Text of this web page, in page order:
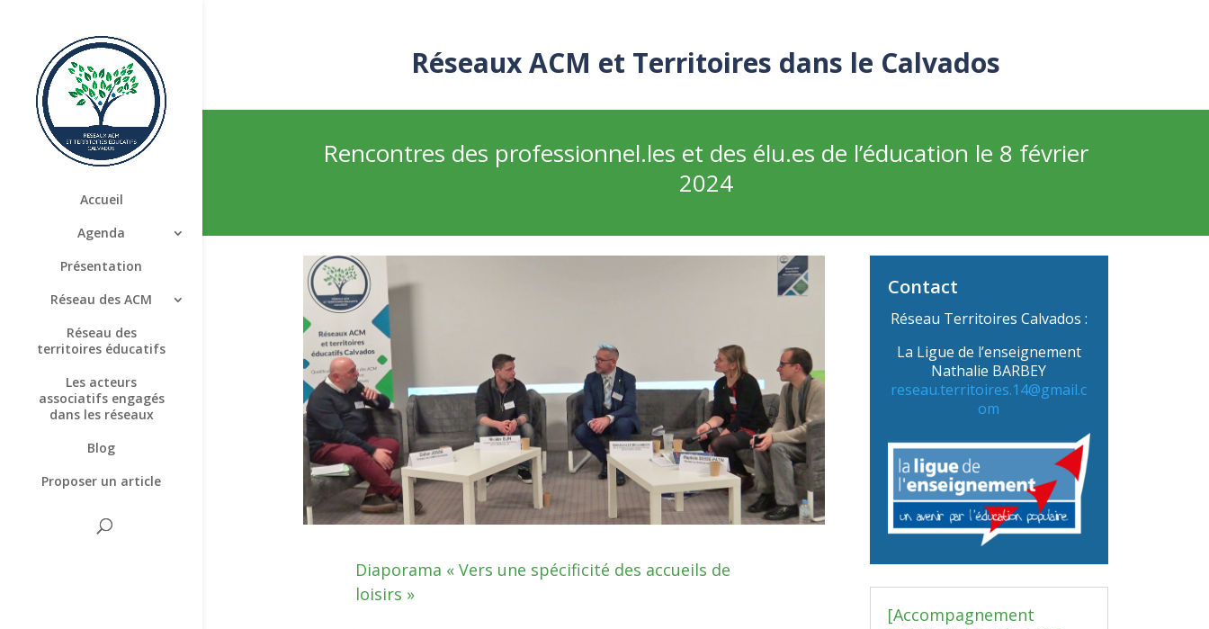
Accueil
Agenda
Présentation
Réseau des ACM
Réseau des
territoires éducatifs
Les acteurs
associatifs engagés
dans les réseaux
Blog
Proposer un article
Réseaux ACM et Territoires dans le Calvados
Rencontres des professionnel.les et des élu.es de l’éducation le 8 février
2024
Diaporama « Vers une spécificité des accueils de
loisirs »
Contact
Réseau Territoires Calvados :
La Ligue de l’enseignement
Nathalie BARBEY
reseau.territoires.14@gmail.c
om
[Accompagnement